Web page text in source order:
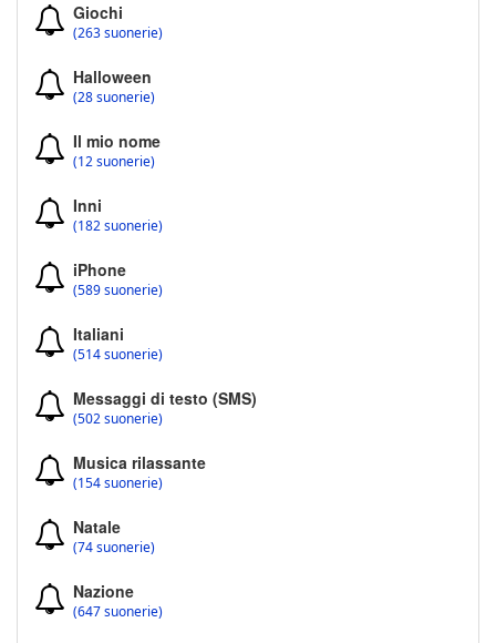
Giochi
(263 suonerie)
Halloween
(28 suonerie)
Il mio nome
(12 suonerie)
Inni
(182 suonerie)
iPhone
(589 suonerie)
Italiani
(514 suonerie)
Messaggi di testo (SMS)
(502 suonerie)
Musica rilassante
(154 suonerie)
Natale
(74 suonerie)
Nazione
(647 suonerie)